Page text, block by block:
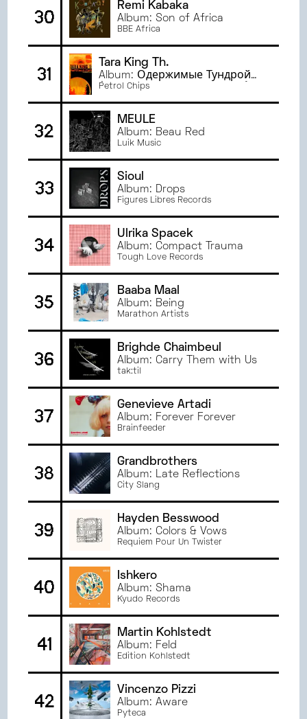
30
Remi Kabaka
Album: Son of Africa
BBE Africa
31
Tara King Th.
Album: Одержимые Тундрой
(Les Possédés de la Toundra)
Petrol Chips
32
MEULE
Album: Beau Red
Luik Music
33
Sioul
Album: Drops
Figures Libres Records
34
Ulrika Spacek
Album: Compact Trauma
Tough Love Records
35
Baaba Maal
Album: Being
Marathon Artists
36
Brighde Chaimbeul
Album: Carry Them with Us
tak:til
37
Genevieve Artadi
Album: Forever Forever
Brainfeeder
38
Grandbrothers
Album: Late Reflections
City Slang
39
Hayden Besswood
Album: Colors & Vows
Requiem Pour Un Twister
40
Ishkero
Album: Shama
Kyudo Records
41
Martin Kohlstedt
Album: Feld
Edition Kohlstedt
42
Vincenzo Pizzi
Album: Aware
Pyteca